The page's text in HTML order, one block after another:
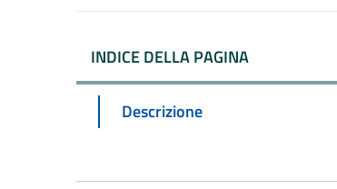
INDICE DELLA PAGINA
Descrizione